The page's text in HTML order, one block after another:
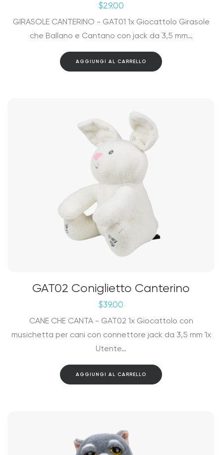
$29.00
GIRASOLE CANTERINO - GAT01 1x Giocattolo Girasole
che Ballano e Cantano con jack da 3,5 mm…
AGGIUNGI AL CARRELLO
GAT02 Coniglietto Canterino
$39.00
CANE CHE CANTA - GAT02 1x Giocattolo con
musichetta per cani con connettore jack da 3,5 mm 1x
Utente…
AGGIUNGI AL CARRELLO